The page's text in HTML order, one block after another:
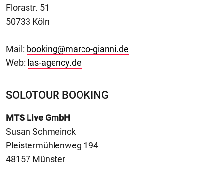
Florastr. 51
50733 Köln
Mail: booking@marco-gianni.de
Web: las-agency.de
SOLOTOUR BOOKING
MTS Live GmbH
Susan Schmeinck
Pleistermühlenweg 194
48157 Münster